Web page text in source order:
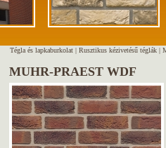
Tégla és lapkaburkolat | Rusztikus kézivetésű téglák |
MUHR-PRAEST WDF